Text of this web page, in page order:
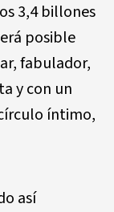
3,4 billones
posible
fabulador,
y con un
íntimo,
así